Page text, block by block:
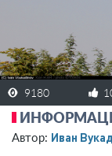
9180
Автор: Иван